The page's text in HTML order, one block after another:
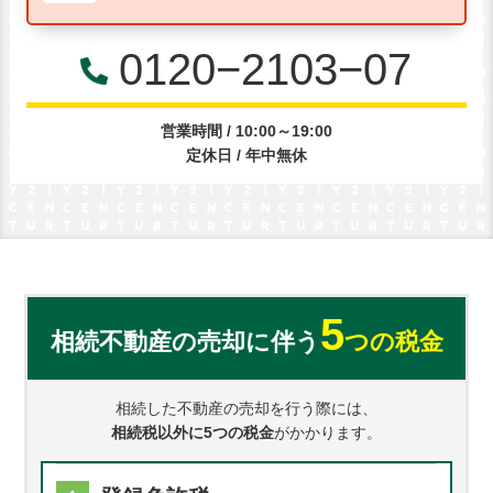
0120−2103−07
営業時間 / 10:00～19:00
定休日 / 年中無休
相続不動産の売却に伴う 5つの税金
相続した不動産の売却を行う際には、
相続税以外に5つの税金がかかります。